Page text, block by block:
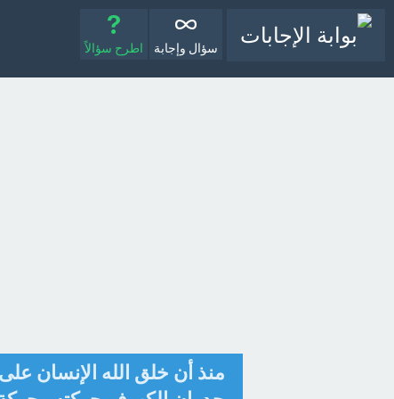
سؤال وإجابة اطرح سؤالاً
منذ أن خلق الله الإنسان